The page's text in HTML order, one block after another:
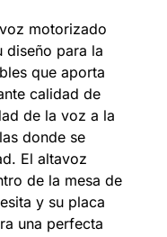
motorizado
diseño para la
que aporta
calidad de
de la voz a la
donde se
El altavoz
de la mesa de
y su placa
una perfecta